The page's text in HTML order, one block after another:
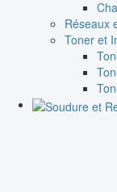
Réseaux
Toner et